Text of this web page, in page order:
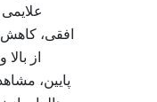
افقی،
از
پایین،